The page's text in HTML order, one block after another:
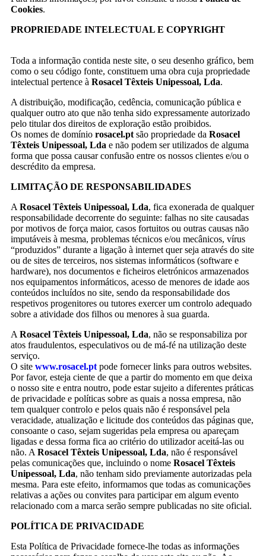
Cookies.
PROPRIEDADE INTELECTUAL E COPYRIGHT
Toda a informação contida neste site, o seu desenho gráfico, bem
como o seu código fonte, constituem uma obra cuja propriedade
intelectual pertence à Rosacel Têxteis Unipessoal, Lda.
A distribuição, modificação, cedência, comunicação pública e
qualquer outro ato que não tenha sido expressamente autorizado
pelo titular dos direitos de exploração estão proibidos.
Os nomes de domínio rosacel.pt são propriedade da Rosacel
Têxteis Unipessoal, Lda e não podem ser utilizados de alguma
forma que possa causar confusão entre os nossos clientes e/ou o
descrédito da empresa.
LIMITAÇÃO DE RESPONSABILIDADES
A Rosacel Têxteis Unipessoal, Lda, fica exonerada de qualquer
responsabilidade decorrente do seguinte: falhas no site causadas
por motivos de força maior, casos fortuitos ou outras causas não
imputáveis à mesma, problemas técnicos e/ou mecânicos, vírus
“produzidos” durante a ligação à internet quer seja através do site
ou de sites de terceiros, nos sistemas informáticos (software e
hardware), nos documentos e ficheiros eletrónicos armazenados
nos equipamentos informáticos, acesso de menores de idade aos
conteúdos incluídos no site, sendo da responsabilidade dos
respetivos progenitores ou tutores exercer um controlo adequado
sobre a atividade dos filhos ou menores à sua guarda.
A Rosacel Têxteis Unipessoal, Lda, não se responsabiliza por
atos fraudulentos, especulativos ou de má-fé na utilização deste
serviço.
O site www.rosacel.pt pode fornecer links para outros websites.
Por favor, esteja ciente de que a partir do momento em que deixa
o nosso site e entra noutro, pode estar sujeito a diferentes práticas
de privacidade e políticas sobre as quais a nossa empresa, não
tem qualquer controlo e pelos quais não é responsável pela
veracidade, atualização e licitude dos conteúdos das páginas que,
consoante o caso, sejam sugeridas pela empresa ou apareçam
ligadas e dessa forma fica ao critério do utilizador aceitá-las ou
não. A Rosacel Têxteis Unipessoal, Lda, não é responsável
pelas comunicações que, incluindo o nome Rosacel Têxteis
Unipessoal, Lda, não tenham sido previamente autorizadas pela
mesma. Para este efeito, informamos que todas as comunicações
relativas a ações ou convites para participar em algum evento
relacionado com a marca serão sempre publicadas no site oficial.
POLÍTICA DE PRIVACIDADE
Esta Política de Privacidade fornece-lhe todas as informações